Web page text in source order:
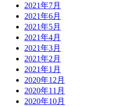
2021年7月
2021年6月
2021年5月
2021年4月
2021年3月
2021年2月
2021年1月
2020年12月
2020年11月
2020年10月